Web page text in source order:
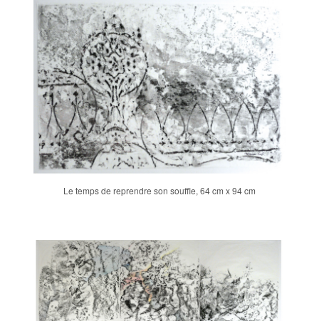
Le temps de reprendre son souffle, 64 cm x 94 cm